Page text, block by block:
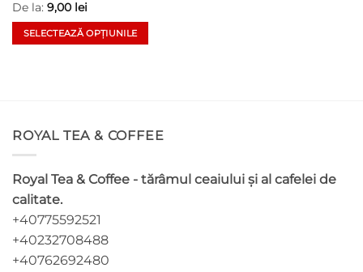
De la: 9,00 lei
SELECTEAZĂ OPȚIUNILE
variații.
Opțiunile
fi
alese
în
pagina
produsului.
ROYAL TEA & COFFEE
Royal Tea & Coffee - tărâmul ceaiului și al cafelei de
calitate.
+40775592521
+40232708488
+40762692480